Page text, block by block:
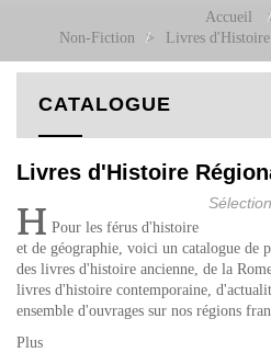
Accueil
Non-Fiction
> Livres
CATALOGUE
Livres d'Histoire
Pour les férus d'histoire
et de géographie, voici un catalogue de
des livres d'histoire ancienne, de la
livres d'histoire contemporaine,
ensemble d'ouvrages sur nos régions
Plus